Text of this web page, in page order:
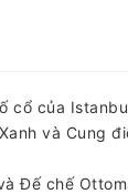
cổ của
và Cung
Đế chế